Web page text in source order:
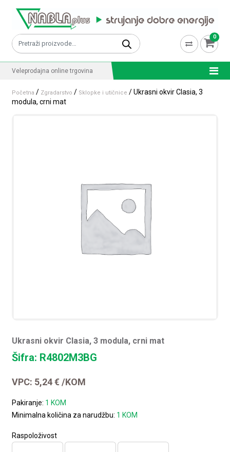
Pretraži: 0
Veleprodajna online trgovina
Početna / Zgradarstvo / Sklopke i utičnice / Ukrasni okvir Clasia, 3
modula, crni mat
Ukrasni okvir Clasia, 3 modula, crni mat
Šifra: R4802M3BG
VPC: 5,24€ /KOM
Pakiranje: 1 KOM
Minimalna količina za narudžbu: 1 KOM
Raspoloživost